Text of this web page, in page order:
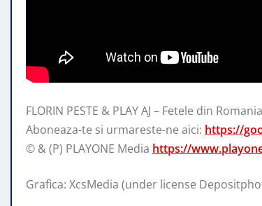
FLORIN PESTE & PLAY AJ – Fetele din Romania
Aboneaza-te si urmareste-ne aici: https://
© & (P) PLAYONE Media https://
Grafica: XcsMedia (under license